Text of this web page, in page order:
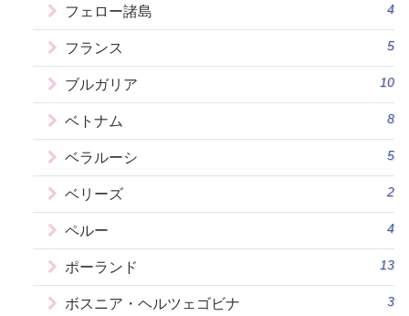
フェロー諸島 4
フランス 5
ブルガリア 10
ベトナム 8
ベラルーシ 5
ベリーズ 2
ペルー 4
ポーランド 13
ボスニア・ヘルツェゴビナ 3